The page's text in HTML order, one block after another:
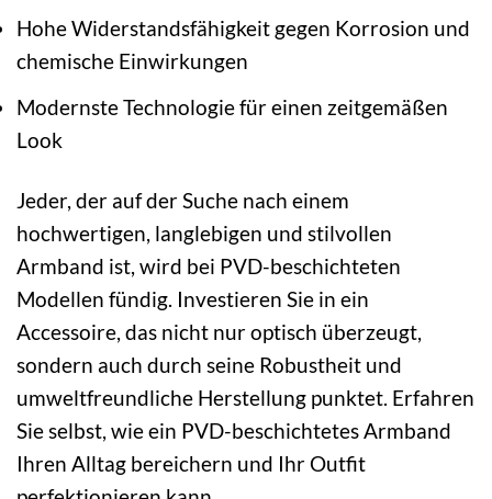
Hohe Widerstandsfähigkeit gegen Korrosion und
chemische Einwirkungen
Modernste Technologie für einen zeitgemäßen
Look
Jeder, der auf der Suche nach einem
hochwertigen, langlebigen und stilvollen
Armband ist, wird bei PVD-beschichteten
Modellen fündig. Investieren Sie in ein
Accessoire, das nicht nur optisch überzeugt,
sondern auch durch seine Robustheit und
umweltfreundliche Herstellung punktet. Erfahren
Sie selbst, wie ein PVD-beschichtetes Armband
Ihren Alltag bereichern und Ihr Outfit